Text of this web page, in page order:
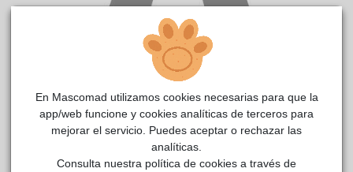
reside actualmente en el centro de acogida
COMENTARIOS
¡Hola! Fui abandonado cuando era muy pequeño junto a mis
En Mascomad utilizamos cookies necesarias para que la
app/web funcione y cookies analíticas de terceros para
mejorar el servicio. Puedes aceptar o rechazar las
analíticas.
Consulta nuestra política de cookies a través de